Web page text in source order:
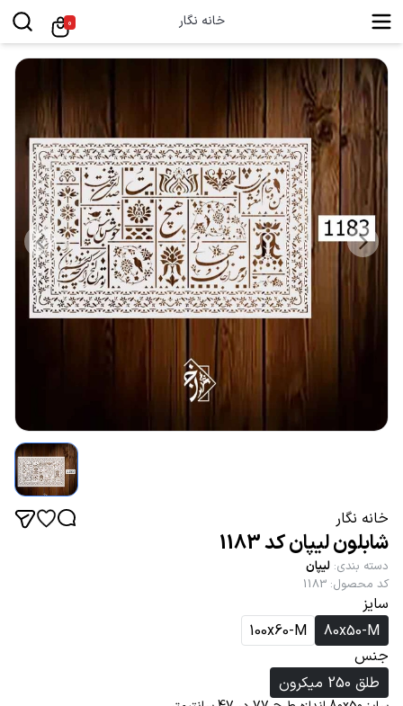
خانه نگار 0
خانه نگار
شابلون لیپان کد 1183
دسته بندی: لیپان
کد محصول:
1183
سایز
80x50-M
100x60-M
جنس
طلق 250 میکرون